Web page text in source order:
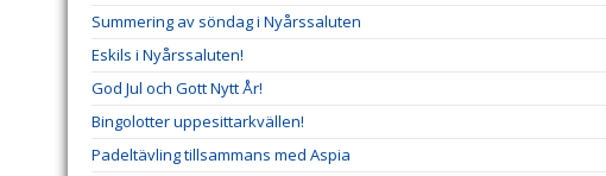
Summering av söndag i Nyårssaluten
Eskils i Nyårssaluten!
God Jul och Gott Nytt År!
Bingolotter uppesittarkvällen!
Padeltävling tillsammans med Aspia